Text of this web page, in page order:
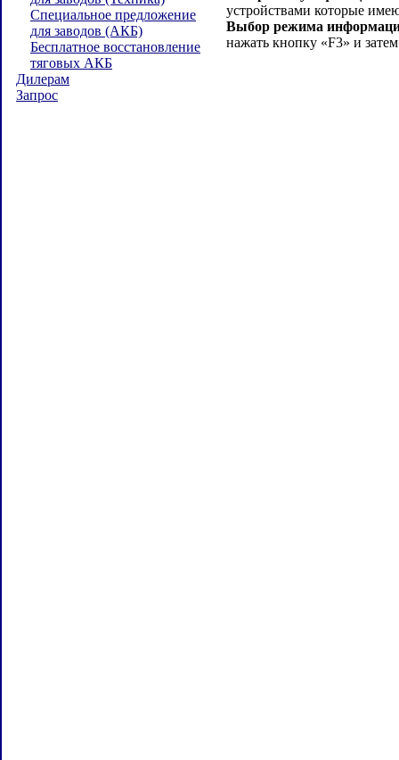
Специальное предложение
для заводов (АКБ)
Бесплатное восстановление
тяговых АКБ
Дилерам
Запрос
устройствами которые
Выбор режима
нажать кнопку «F3» и